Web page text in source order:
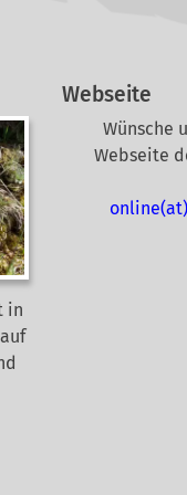
in
Webseite
Wünsche
Webseite